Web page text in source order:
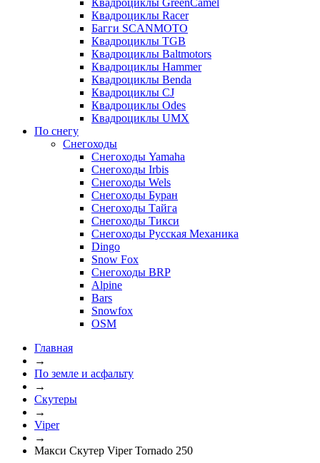
Квадроциклы GreenCamel
Квадроциклы Racer
Багги SCANMOTO
Квадроциклы TGB
Квадроциклы Baltmotors
Квадроциклы Hammer
Квадроциклы Benda
Квадроциклы CJ
Квадроциклы Odes
Квадроциклы UMX
По снегу
Снегоходы
Снегоходы Yamaha
Снегоходы Irbis
Снегоходы Wels
Снегоходы Буран
Снегоходы Тайга
Снегоходы Тикси
Снегоходы Русская Механика
Dingo
Snow Fox
Снегоходы BRP
Alpine
Bars
Snowfox
OSM
Главная
→
По земле и асфальту
→
Скутеры
→
Viper
→
Макси Скутер Viper Tornado 250